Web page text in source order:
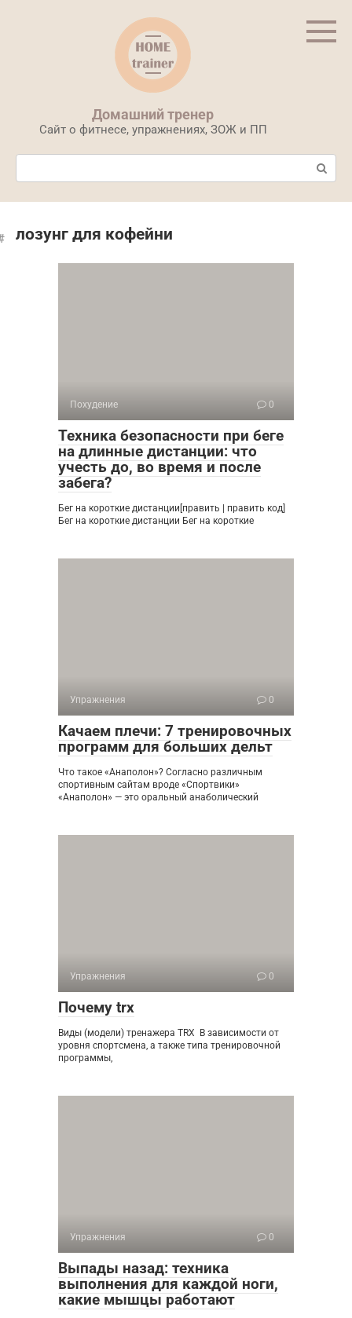
Домашний тренер
Сайт о фитнесе, упражнениях, ЗОЖ и ПП
Поиск:
лозунг для кофейни
Похудение 0
Техника безопасности при беге
на длинные дистанции: что
учесть до, во время и после
забега?
Бег на короткие дистанции[править | править код]
Бег на короткие дистанции Бег на короткие
Упражнения 0
Качаем плечи: 7 тренировочных
программ для больших дельт
Что такое «Анаполон»? Согласно различным
спортивным сайтам вроде «Спортвики»
«Анаполон» — это оральный анаболический
Упражнения 0
Почему trx
Виды (модели) тренажера TRX В зависимости от
уровня спортсмена, а также типа тренировочной
программы,
Упражнения 0
Выпады назад: техника
выполнения для каждой ноги,
какие мышцы работают